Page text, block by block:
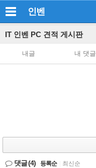
인벤
IT 인벤 PC 견적 게시판
내글 내 댓글
댓글(4) 등록순 최신순